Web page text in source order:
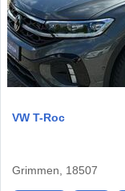
VW T-Roc
Grimmen, 18507